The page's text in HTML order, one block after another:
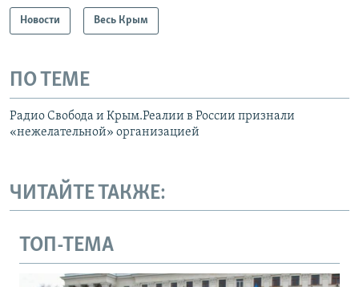
Новости Весь Крым
ПО ТЕМЕ
Радио Свобода и Крым.Реалии в России признали
«нежелательной» организацией
ЧИТАЙТЕ ТАКЖЕ:
ТОП-ТЕМА